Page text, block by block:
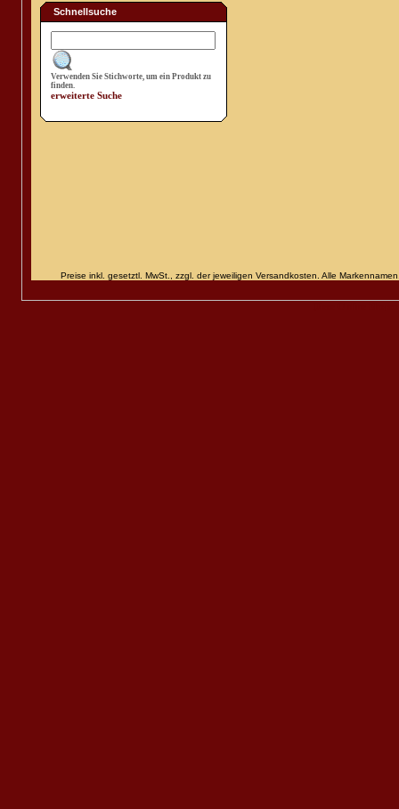
Schnellsuche
Verwenden Sie Stichworte, um ein Produkt zu
finden.
erweiterte Suche
Preise inkl. gesetztl. MwSt., zzgl. der jeweiligen Versandkosten. Alle